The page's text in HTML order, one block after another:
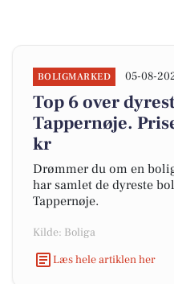
BOLIGMARKED 05-08-
Top 6 over
Tappernøje.
kr
Drømmer du om en
har samlet de dyreste
Tappernøje.
Kilde: Boliga
Læs hele artiklen her